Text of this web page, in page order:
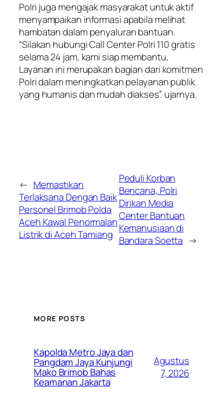
Polri juga mengajak masyarakat untuk aktif
menyampaikan informasi apabila melihat
hambatan dalam penyaluran bantuan.
“Silakan hubungi Call Center Polri 110 gratis
selama 24 jam, kami siap membantu,
Layanan ini merupakan bagian dari komitmen
Polri dalam meningkatkan pelayanan publik
yang humanis dan mudah diakses”. ujarnya.
← Memastikan
Terlaksana Dengan Baik
Personel Brimob Polda
Aceh Kawal Penormalan
Listrik di Aceh Tamiang
Peduli Korban
Bencana, Polri
Dirikan Media
Center Bantuan
Kemanusiaan di
Bandara Soetta →
MORE POSTS
Kapolda Metro Jaya dan
Pangdam Jaya Kunjungi
Mako Brimob Bahas
Keamanan Jakarta
Agustus
7, 2026